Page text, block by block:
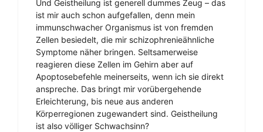
Und Geistheilung ist generell dummes Zeug – das
ist mir auch schon aufgefallen, denn mein
immunschwacher Organismus ist von fremden
Zellen besiedelt, die mir schizophrenieähnliche
Symptome näher bringen. Seltsamerweise
reagieren diese Zellen im Gehirn aber auf
Apoptosebefehle meinerseits, wenn ich sie direkt
anspreche. Das bringt mir vorübergehende
Erleichterung, bis neue aus anderen
Körperregionen zugewandert sind. Geistheilung
ist also völliger Schwachsinn?